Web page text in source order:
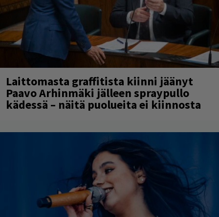
Laittomasta graffitista kiinni jäänyt
Paavo Arhinmäki jälleen spraypullo
kädessä – näitä puolueita ei kiinnosta